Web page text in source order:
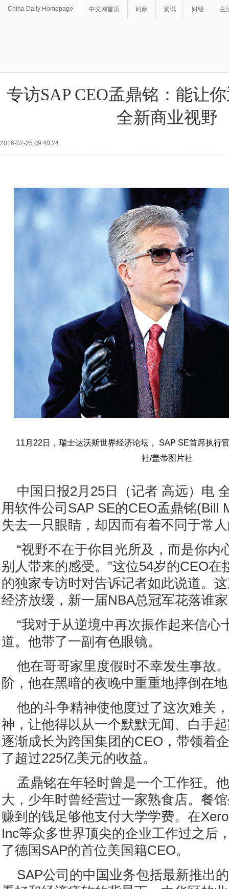
China Daily Homepage 中文网首页 时政 资讯 财经 生
专访SAP CEO孟鼎铭：能让
全新商业视野
2016-02-25 09:40:24
11月22日，瑞士达沃斯世界经济论坛， SAP SE首席执行
社/盖蒂图片社
中国日报2月25日（记者 高远）电
用软件公司SAP SE的CEO孟鼎铭(Bill
失去一只眼睛，却因而有着不同于常
“视野不在于你目光所及，而是你内
别人带来的感受。”这位54岁的CEO在
的独家专访时对告诉记者如此说道。
经济放缓，新一届NBA总冠军花落谁
“我对于从逆境中再次振作起来信心
道。他带了一副有色眼镜。
他在哥哥家里度假时不幸发生事故
阶，他在黑暗的夜晚中重重地摔倒在
他的斗争精神使他度过了这次难关
神，让他得以从一个默默无闻、白手
逐渐成长为跨国集团的CEO，带领着
了超过225亿美元的收益。
孟鼎铭在年轻时曾是一个工作狂。
大，少年时曾经营过一家熟食店。餐
赚到的钱足够他支付大学学费。在
Inc等众多世界顶尖的企业工作过之后
了德国SAP的首位美国籍CEO。
SAP公司的中国业务包括最新推出